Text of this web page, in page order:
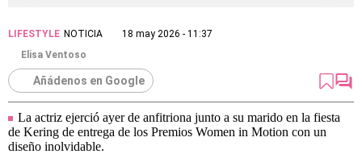
LIFESTYLE NOTICIA
18 may 2026 - 11:37
Elisa Ventoso
Añádenos en Google
La actriz ejerció ayer de anfitriona junto a su marido en la fiesta
de Kering de entrega de los Premios Women in Motion con un
diseño inolvidable.